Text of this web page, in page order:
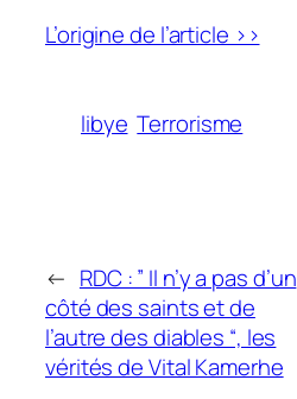
L’origine de l’article >>
libye Terrorisme
← RDC : ” Il n’y a pas d’un
côté des saints et de
l’autre des diables “, les
vérités de Vital Kamerhe